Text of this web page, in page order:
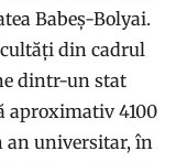
Babeș-Bolyai.
din cadrul
dintr-un stat
aproximativ 4100
an universitar, în